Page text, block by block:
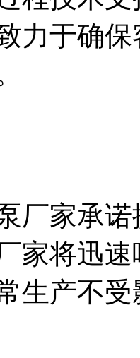
力于确
厂家承
家将迅
生产不受